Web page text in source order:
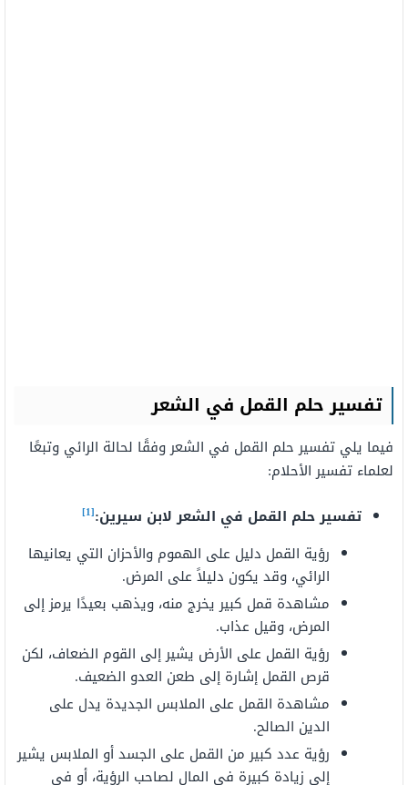
تفسير حلم القمل في الشعر
فيما يلي تفسير حلم القمل في الشعر وفقًا لحالة الرائي وتبعًا
لعلماء تفسير الأحلام:
تفسير حلم القمل في الشعر لابن سيرين:[1]
رؤية القمل دليل على الهموم والأحزان التي يعانيها
الرائي، وقد يكون دليلاً على المرض.
مشاهدة قمل كبير يخرج منه، ويذهب بعيدًا يرمز إلى
المرض، وقيل عذاب.
رؤية القمل على الأرض يشير إلى القوم الضعاف، لكن
قرص القمل إشارة إلى طعن العدو الضعيف.
مشاهدة القمل على الملابس الجديدة يدل على
الدين الصالح.
رؤية عدد كبير من القمل على الجسد أو الملابس يشير
إلى زيادة كبيرة في المال لصاحب الرؤية، أو في